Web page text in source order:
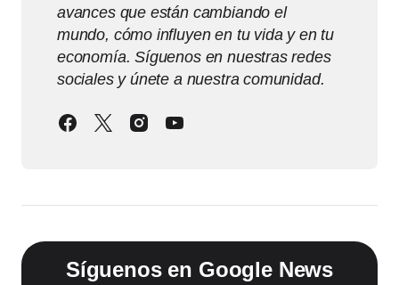
avances que están cambiando el
mundo, cómo influyen en tu vida y en tu
economía. Síguenos en nuestras redes
sociales y únete a nuestra comunidad.
Síguenos en Google News